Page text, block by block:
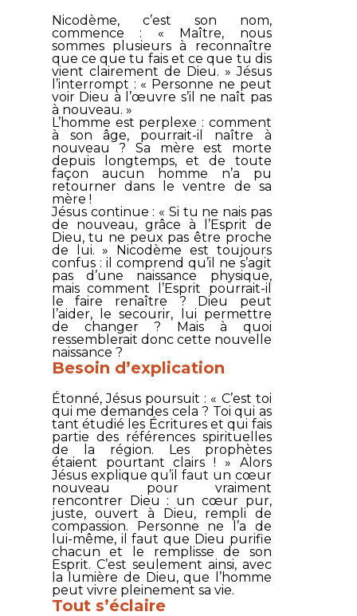
Nicodème, c’est son nom,
commence : « Maître, nous
sommes plusieurs à reconnaître
que ce que tu fais et ce que tu dis
vient clairement de Dieu. » Jésus
l’interrompt : « Personne ne peut
voir Dieu à l’œuvre s’il ne naît pas
à nouveau. »
L’homme est perplexe : comment
à son âge, pourrait-il naître à
nouveau ? Sa mère est morte
depuis longtemps, et de toute
façon aucun homme n’a pu
retourner dans le ventre de sa
mère !
Jésus continue : « Si tu ne nais pas
de nouveau, grâce à l’Esprit de
Dieu, tu ne peux pas être proche
de lui. » Nicodème est toujours
confus : il comprend qu’il ne s’agit
pas d’une naissance physique,
mais comment l’Esprit pourrait-il
le faire renaître ? Dieu peut
l’aider, le secourir, lui permettre
de changer ? Mais à quoi
ressemblerait donc cette nouvelle
naissance ?
Besoin d’explication
Étonné, Jésus poursuit : « C’est toi
qui me demandes cela ? Toi qui as
tant étudié les Écritures et qui fais
partie des références spirituelles
de la région. Les prophètes
étaient pourtant clairs ! » Alors
Jésus explique qu’il faut un cœur
nouveau pour vraiment
rencontrer Dieu : un cœur pur,
juste, ouvert à Dieu, rempli de
compassion. Personne ne l’a de
lui-même, il faut que Dieu purifie
chacun et le remplisse de son
Esprit. C’est seulement ainsi, avec
la lumière de Dieu, que l’homme
peut vivre pleinement sa vie.
Tout s’éclaire